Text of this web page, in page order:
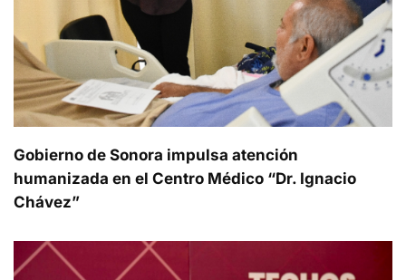
Gobierno de Sonora impulsa atención
humanizada en el Centro Médico “Dr. Ignacio
Chávez”